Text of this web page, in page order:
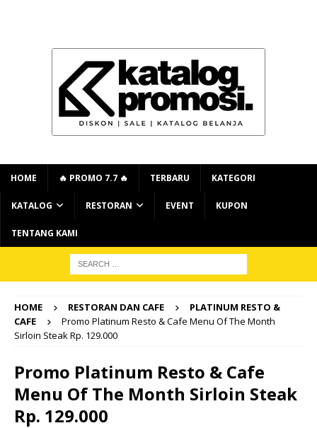
HOME 🔥 PROMO 7.7 🔥 TERBARU KATEGORI
KATALOG RESTORAN EVENT KUPON
TENTANG KAMI
HOME RESTORAN DAN CAFE
PLATINUM RESTO &
CAFE
Promo Platinum Resto & Cafe Menu Of The Month
Sirloin Steak Rp. 129.000
Promo Platinum Resto & Cafe
Menu Of The Month Sirloin Steak
Rp. 129.000